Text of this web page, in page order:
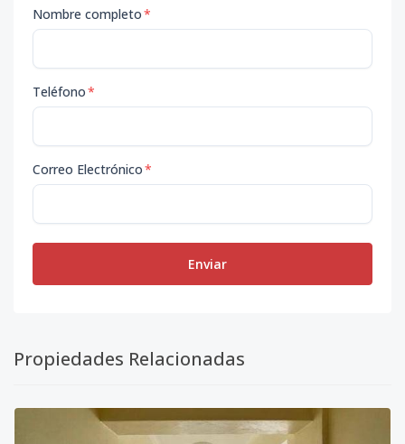
Nombre completo*
Teléfono*
Correo Electrónico*
Enviar
Propiedades Relacionadas